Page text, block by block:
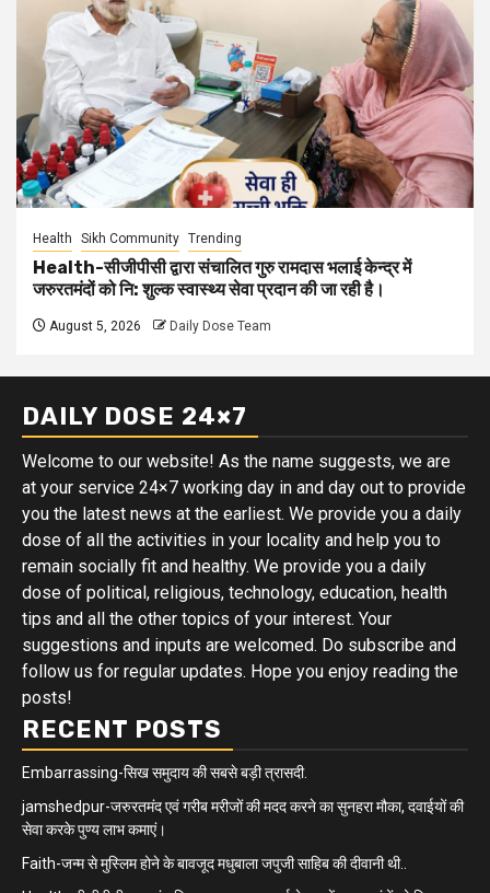
Health Sikh Community Trending
Health-सीजीपीसी द्वारा संचालित गुरु रामदास भलाई केन्द्र में
जरुरतमंदों को नि: शुल्क स्वास्थ्य सेवा प्रदान की जा रही है।
August 5, 2026 Daily Dose Team
DAILY DOSE 24×7
Welcome to our website! As the name suggests, we are
at your service 24×7 working day in and day out to provide
you the latest news at the earliest. We provide you a daily
dose of all the activities in your locality and help you to
remain socially fit and healthy. We provide you a daily
dose of political, religious, technology, education, health
tips and all the other topics of your interest. Your
suggestions and inputs are welcomed. Do subscribe and
follow us for regular updates. Hope you enjoy reading the
posts!
RECENT POSTS
Embarrassing-सिख समुदाय की सबसे बड़ी त्रासदी.
jamshedpur-जरुरतमंद एवं गरीब मरीजों की मदद करने का सुनहरा मौका, दवाईयों की
सेवा करके पुण्य लाभ कमाएं।
Faith-जन्म से मुस्लिम होने के बावजूद मधुबाला जपुजी साहिब की दीवानी थी..